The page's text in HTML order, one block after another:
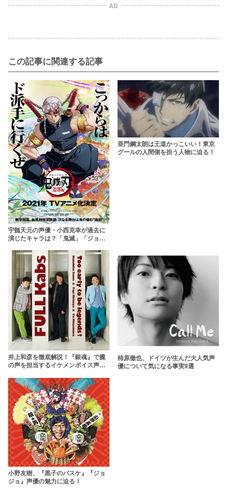
AD
この記事に関連する記事
宇髄天元の声優・小西克幸が過去に
演じたキャラは？「鬼滅」「ジョジ
亜門鋼太朗は王道かっこいい！東京
グールの人間側を担う人物に迫る！
井上和彦を徹底解説！『銀魂』で朧
の声を担当するイケメンボイス声優
柿原徹也、ドイツが生んだ大人気声
優について気になる事実9選
小野友樹、『黒子のバスケ』『ジョ
ジョ』声優の魅力に迫る！